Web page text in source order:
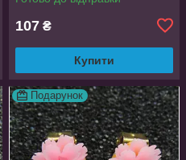
107 ₴
Купити
Подарунок